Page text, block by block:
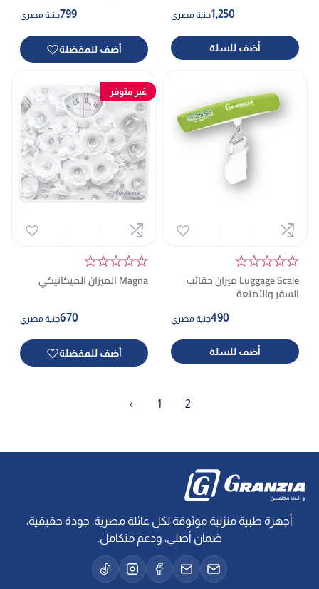
جنية مصري1,250
أضف للسلة
جنية مصري799
أضف للمفضلة
★★★★★
Luggage Scaleميزان حقائب
السفر والأمتعة
جنية مصري490
أضف للسلة
غير متوفر
★★★★★
Magna الميزان الميكانيكي
جنية مصري670
أضف للمفضلة
‹ 1 2
أجهزة طبية منزلية موثوقة لكل عائلة مصرية. جودة حقيقية،
ضمان أصلي، ودعم متكامل.